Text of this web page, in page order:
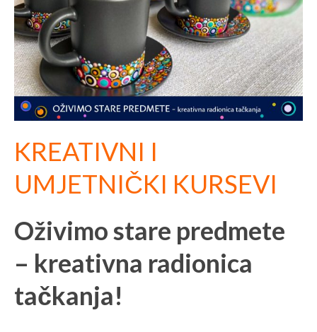
KREATIVNI I
UMJETNIČKI KURSEVI
Oživimo stare predmete
– kreativna radionica
tačkanja!